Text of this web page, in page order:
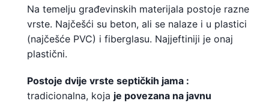
Na temelju građevinskih materijala postoje razne
vrste. Najčešći su beton, ali se nalaze i u plastici
(najčešće PVC) i fiberglasu. Najjeftiniji je onaj
plastični.
Postoje dvije vrste septičkih jama :
tradicionalna, koja je povezana na javnu